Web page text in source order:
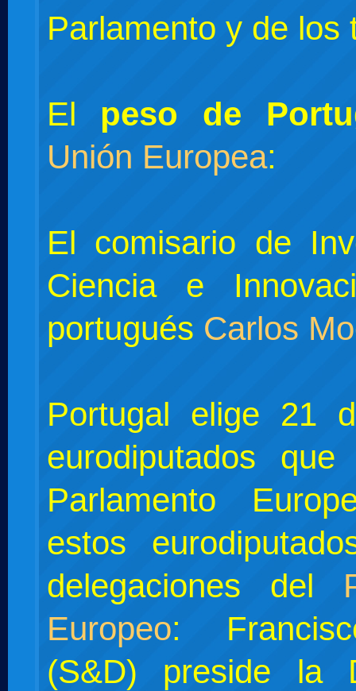
Parlamento y de los
El peso de
Unión Europea:
El comisario de
Ciencia e
portugués Carlos
Portugal elige 21
eurodiputados
Parlamento
estos
delegaciones del
Europeo:
(S&D) preside la